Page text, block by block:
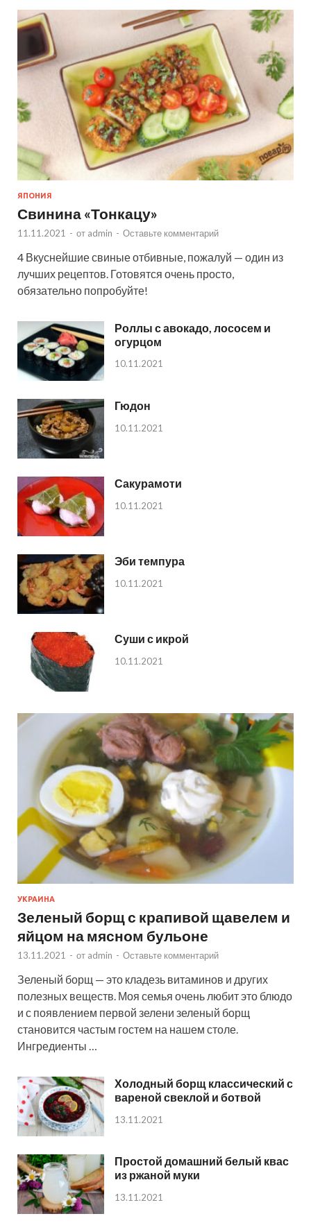
ЯПОНИЯ
Свинина «Тонкацу»
11.11.2021 - от admin - Оставьте комментарий
4 Вкуснейшие свиные отбивные, пожалуй — один из
лучших рецептов. Готовятся очень просто,
обязательно попробуйте!
Роллы с авокадо, лососем и
огурцом
10.11.2021
Гюдон
10.11.2021
Сакурамоти
10.11.2021
Эби темпура
10.11.2021
Суши с икрой
10.11.2021
УКРАИНА
Зеленый борщ с крапивой щавелем и
яйцом на мясном бульоне
13.11.2021 - от admin - Оставьте комментарий
Зеленый борщ — это кладезь витаминов и других
полезных веществ. Моя семья очень любит это блюдо
и с появлением первой зелени зеленый борщ
становится частым гостем на нашем столе.
Ингредиенты …
Холодный борщ классический с
вареной свеклой и ботвой
13.11.2021
Простой домашний белый квас
из ржаной муки
13.11.2021